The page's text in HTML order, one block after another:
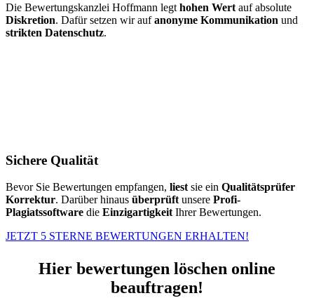
Die Bewertungskanzlei Hoffmann legt hohen Wert auf absolute
Diskretion. Dafür setzen wir aufanonyme Kommunikation und
strikten Datenschutz.
Sichere Qualität
Bevor Sie Bewertungen empfangen, liest sie ein Qualitätsprüfer
Korrektur. Darüber hinaus überprüft unsere Profi-
Plagiatssoftware die Einzigartigkeit Ihrer Bewertungen.
JETZT 5 STERNE BEWERTUNGEN ERHALTEN!
Hier bewertungen löschen online
beauftragen!